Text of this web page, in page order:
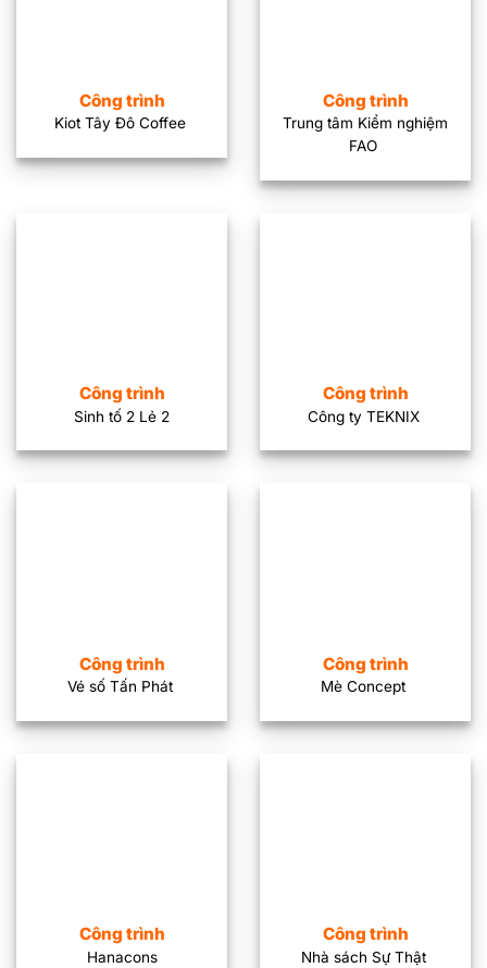
Công trình
Kiot Tây Đô Coffee
Công trình
Trung tâm Kiểm nghiệm
FAO
Công trình
Sinh tố 2 Lẻ 2
Công trình
Công ty TEKNIX
Công trình
Vé số Tấn Phát
Công trình
Mè Concept
Công trình
Hanacons
Công trình
Nhà sách Sự Thật